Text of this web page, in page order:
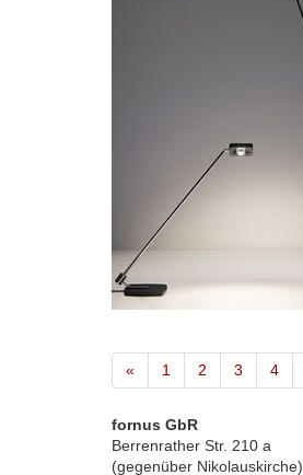
« 1 2 3 4
fornus GbR
Berrenrather Str. 210 a
(gegenüber Nikolauskirche)